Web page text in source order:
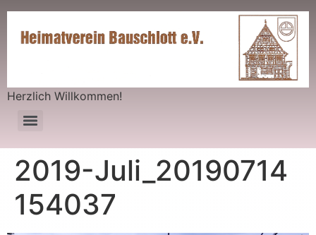
Herzlich Willkommen!
2019-Juli_20190714
154037